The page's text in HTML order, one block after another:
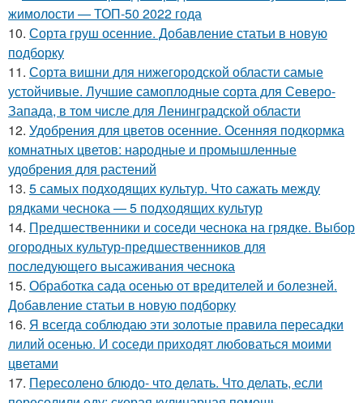
жимолости — ТОП-50 2022 года
10. Сорта груш осенние. Добавление статьи в новую
подборку
11. Сорта вишни для нижегородской области самые
устойчивые. Лучшие самоплодные сорта для Северо-
Запада, в том числе для Ленинградской области
12. Удобрения для цветов осенние. Осенняя подкормка
комнатных цветов: народные и промышленные
удобрения для растений
13. 5 самых подходящих культур. Что сажать между
рядками чеснока — 5 подходящих культур
14. Предшественники и соседи чеснока на грядке. Выбор
огородных культур-предшественников для
последующего высаживания чеснока
15. Обработка сада осенью от вредителей и болезней.
Добавление статьи в новую подборку
16. Я всегда соблюдаю эти золотые правила пересадки
лилий осенью. И соседи приходят любоваться моими
цветами
17. Пересолено блюдо- что делать. Что делать, если